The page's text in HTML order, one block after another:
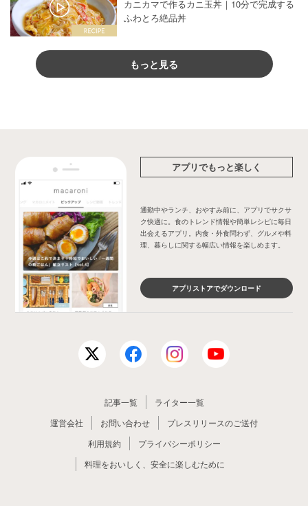
カニカマで作るカニ玉丼｜10分で完成する
ふわとろ絶品丼
もっと見る
アプリでもっと楽しく
通勤中やランチ、おやすみ前に、アプリでサクサ
ク快適に。食のトレンド情報や簡単レシピに毎日
出会えるアプリ。内食・外食問わず、グルメや料
理、暮らしに関する幅広い情報を楽しめます。
アプリストアでダウンロード
記事一覧
ライター一覧
運営会社
お問い合わせ
プレスリリースのご送付
利用規約
プライバシーポリシー
料理をおいしく、安全に楽しむために